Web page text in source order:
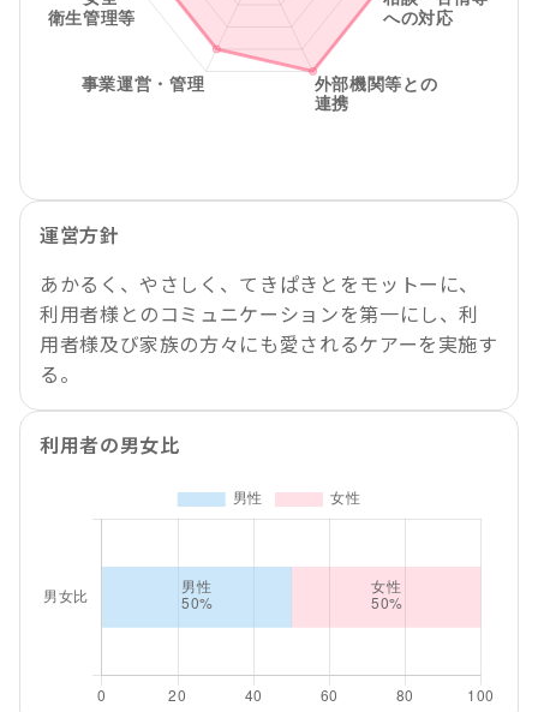
運営方針
あかるく、やさしく、てきぱきとをモットーに、
利用者様とのコミュニケーションを第一にし、利
用者様及び家族の方々にも愛されるケアーを実施す
る。
利用者の男女比